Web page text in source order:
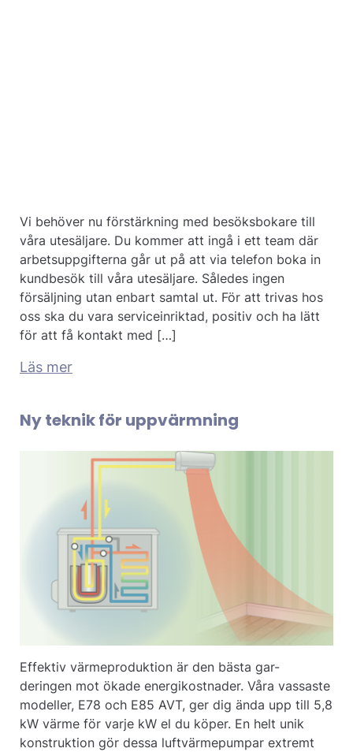
Vi behöver nu förstärkning med besöksbokare till
våra utesäljare. Du kommer att ingå i ett team där
arbetsuppgifterna går ut på att via telefon boka in
kundbesök till våra utesäljare. Således ingen
försäljning utan enbart samtal ut. För att trivas hos
oss ska du vara serviceinriktad, positiv och ha lätt
för att få kontakt med […]
Läs mer
Ny teknik för uppvärmning
Effektiv värmeproduktion är den bästa gar-
deringen mot ökade energikostnader. Våra vassaste
modeller, E78 och E85 AVT, ger dig ända upp till 5,8
kW värme för varje kW el du köper. En helt unik
konstruktion gör dessa luftvärmepumpar extremt